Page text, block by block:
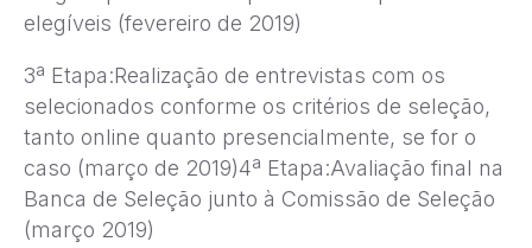
elegíveis (fevereiro de 2019)
3ª Etapa:Realização de entrevistas com os
selecionados conforme os critérios de seleção,
tanto online quanto presencialmente, se for o
caso (março de 2019)4ª Etapa:Avaliação final na
Banca de Seleção junto à Comissão de Seleção
(março 2019)